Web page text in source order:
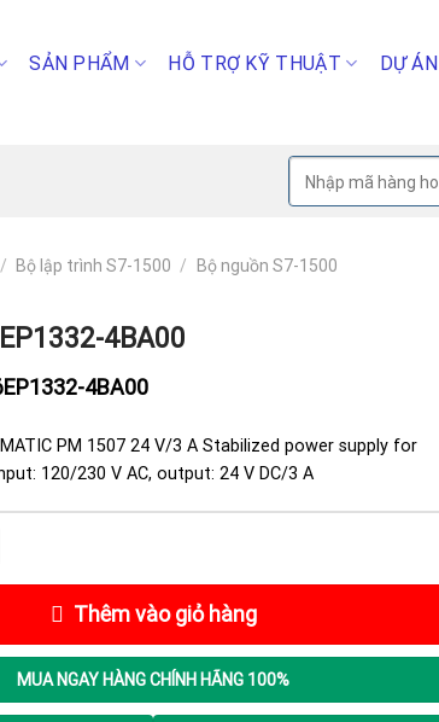
SẢN PHẨM HỖ TRỢ KỸ THUẬT DỰ ÁN
Tìm
kiếm:
/ Bộ lập trình S7-1500 / Bộ nguồn S7-1500
4BA00
4BA00
PM 1507 24 V/3 A Stabilized power supply for
120/230 V AC, output: 24 V DC/3 A
số lượng
Thêm vào giỏ hàng
MUA NGAY HÀNG CHÍNH HÃNG 100%